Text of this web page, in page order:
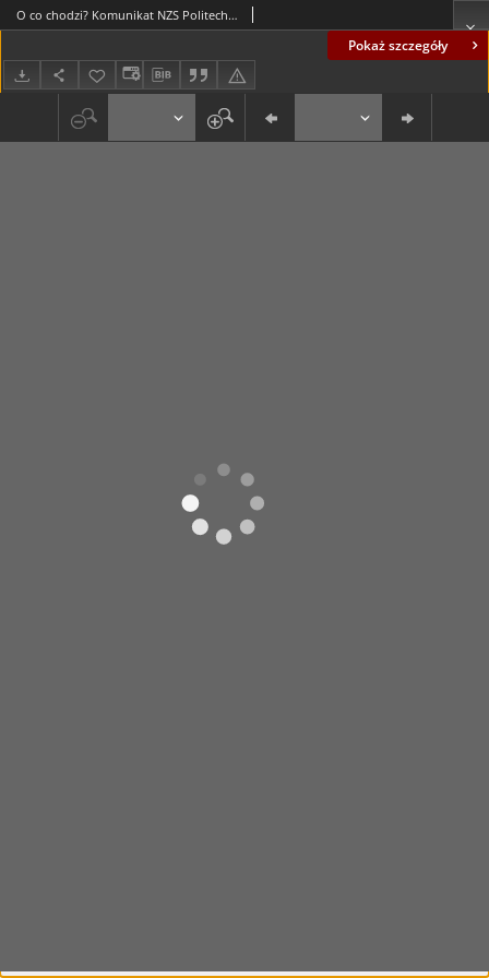
Pokaż szczegóły
O co chodzi? Komunikat NZS Politechnika Wrocław (15.01.1981)